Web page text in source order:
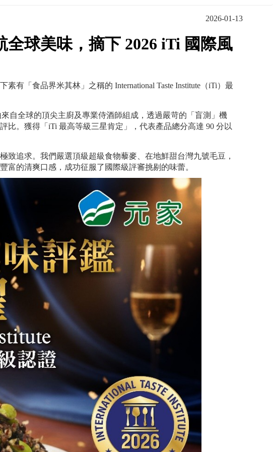
2026-01-13
全球美味，摘下 2026 iTi 國際風
有「食品界米其林」之稱的 International Taste Institute（iTi）最
來自全球的頂尖主廚及專業侍酒師組成，透過嚴苛的「盲測」機
比。獲得「iTi 最高等級三星肯定」，代表產品總分高達 90 分以
致追求。我們嚴選頂級超級食物藜麥、在地鮮甜台灣九號毛豆，
富的清爽口感，成功征服了國際級評審挑剔的味蕾。